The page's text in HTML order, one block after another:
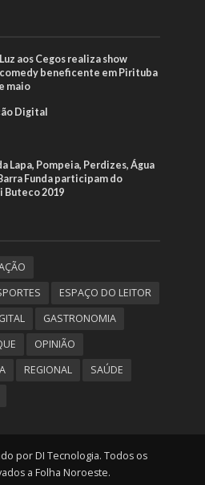
aos Cegos realiza show
beneficente em Pirituba
maio
Digital
Lapa, Pompeia, Perdizes, Água
Funda participam do
Buteco 2019
ESPAÇO DO LEITOR
GASTRONOMIA
OPINIÃO
REGIONAL
SAÚDE
por DI Tecnologia. Todos os
a Folha Noroeste.